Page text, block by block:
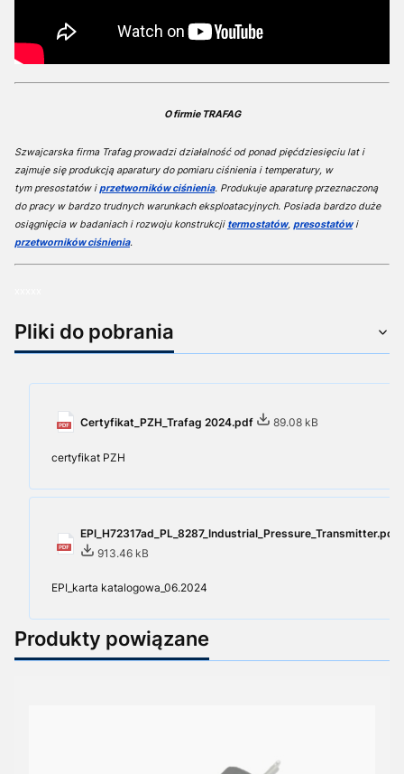
O firmie TRAFAG
Szwajcarska firma Trafag prowadzi działalność od ponad pięćdziesięciu lat i
zajmuje się produkcją aparatury do pomiaru ciśnienia i temperatury, w
tym presostatów i przetworników ciśnienia. Produkuje aparaturę przeznaczoną
do pracy w bardzo trudnych warunkach eksploatacyjnych. Posiada bardzo duże
osiągnięcia w badaniach i rozwoju konstrukcji termostatów, presostatówi
przetworników ciśnienia.
Pliki do pobrania
Certyfikat_PZH_Trafag 2024.pdf 89.08 kB
certyfikat PZH
EPI_H72317ad_PL_8287_Industrial_Pressure_Transmitter.pdf
913.46 kB
EPI_karta katalogowa_06.2024
Produkty powiązane